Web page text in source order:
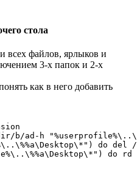
стола
всех файлов, ярлыков и
3-х папок и 2-х
как в него добавить
b/ad-h
do del
do rd